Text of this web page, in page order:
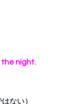
night.
ない）